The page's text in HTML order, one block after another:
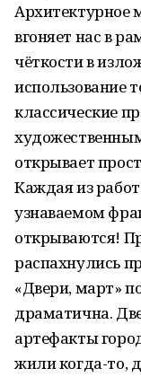
Архитектурное
вгоняет нас в
чёткости в
использование
классические
открывает
Каждая из
узнаваемом
открываются!
распахнулись
«Двери, март»
драматична.
артефакты
жили когда-то,